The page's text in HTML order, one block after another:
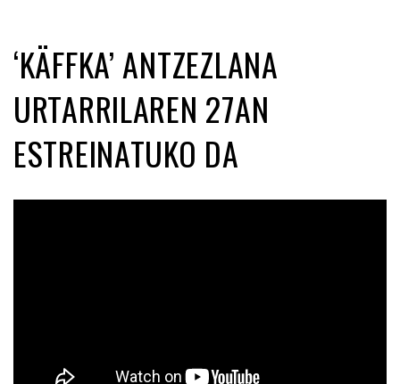
‘KÄFFKA’ ANTZEZLANA
URTARRILAREN 27AN
ESTREINATUKO DA